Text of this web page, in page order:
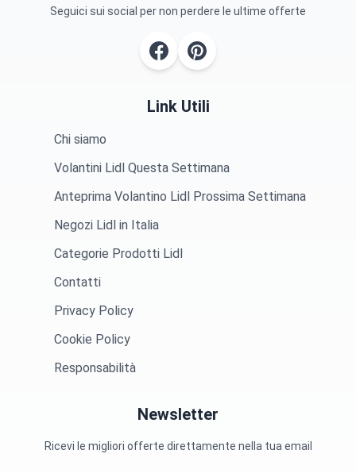
Seguici sui social per non perdere le ultime offerte
Link Utili
Chi siamo
Volantini Lidl Questa Settimana
Anteprima Volantino Lidl Prossima Settimana
Negozi Lidl in Italia
Categorie Prodotti Lidl
Contatti
Privacy Policy
Cookie Policy
Responsabilità
Newsletter
Ricevi le migliori offerte direttamente nella tua email